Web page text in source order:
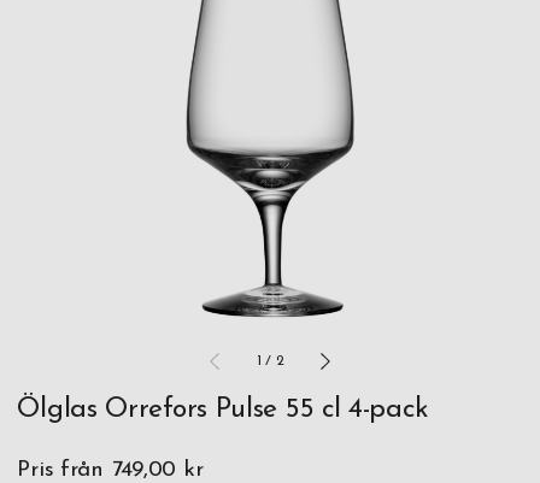
BRÖLLOPSPRESENT 2026
STUDENTPRESENT 2026
1 / 2
Ölglas Orrefors Pulse 55 cl 4-pack
Pris från 749,00 kr